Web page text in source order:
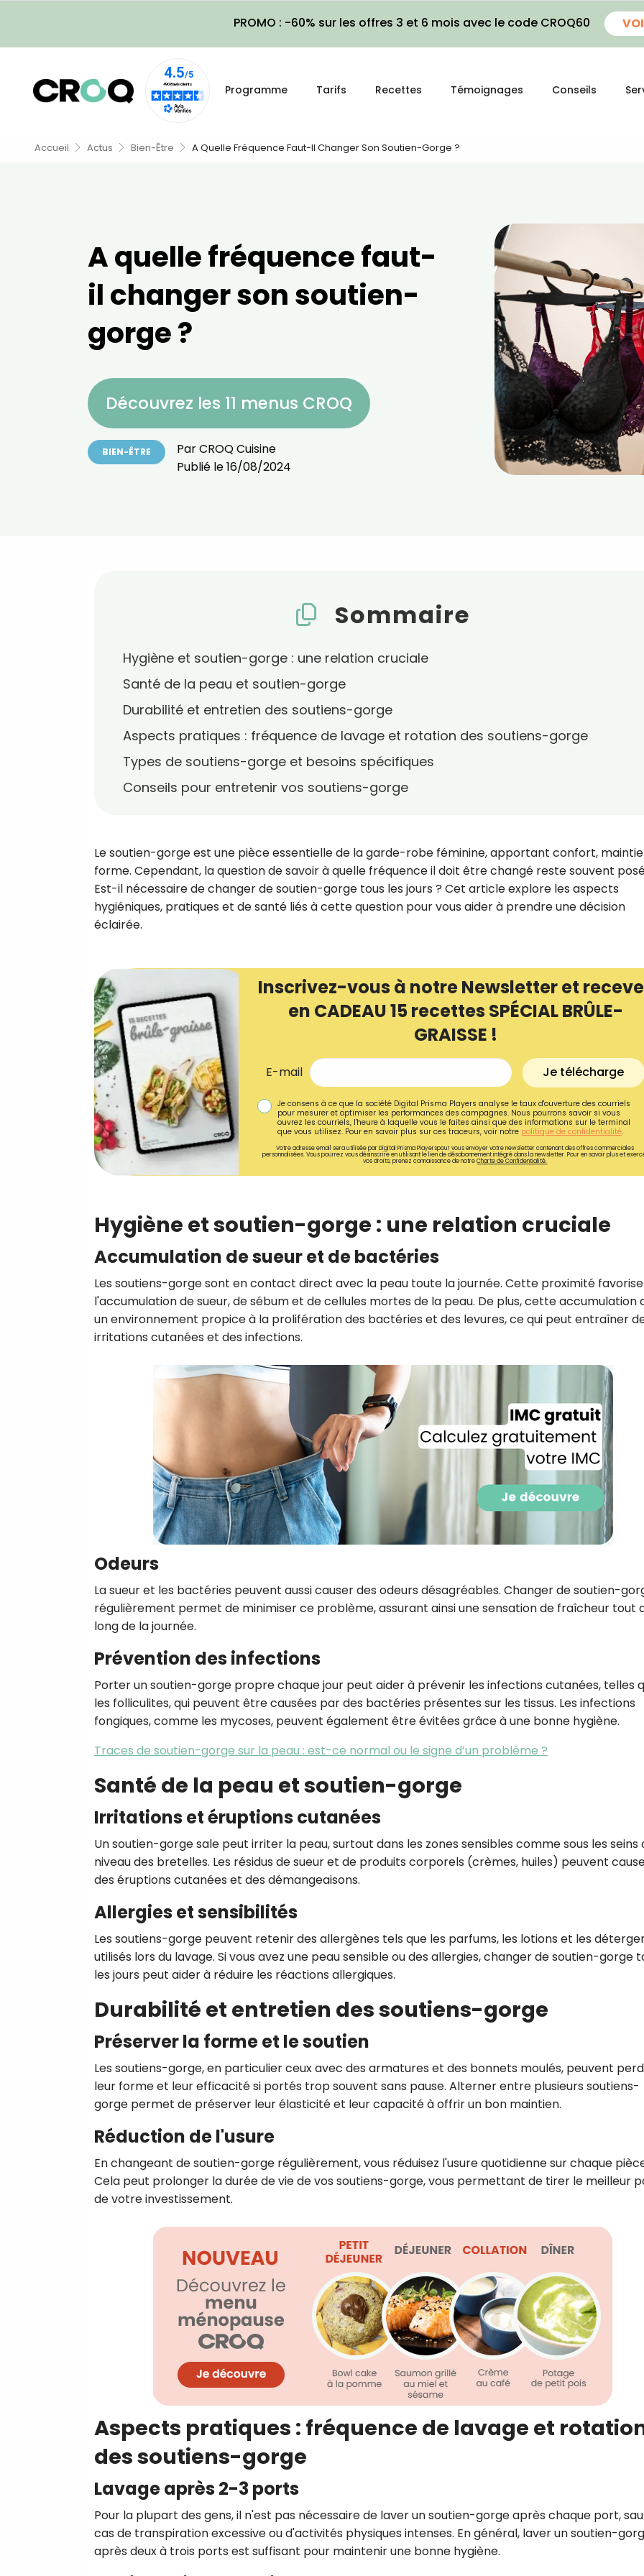
PROMO : -60% sur les offres 3 et 6 mois avec le code CROQ60
Programme Tarifs Recettes Témoignages Conseils
Accueil Actus Bien-Être A Quelle Fréquence Faut-Il Changer Son Soutien-Gorge ?
A quelle fréquence faut-
il changer son soutien-
gorge ?
Découvrez les 11 menus CROQ
BIEN-ÊTRE ParCROQ Cuisine
Publié le16/08/2024
Sommaire
Hygiène et soutien-gorge : une relation cruciale
Santé de la peau et soutien-gorge
Durabilité et entretien des soutiens-gorge
Aspects pratiques : fréquence de lavage et rotation des soutiens-gorge
Types de soutiens-gorge et besoins spécifiques
Conseils pour entretenir vos soutiens-gorge
Le soutien-gorge est une pièce essentielle de la garde-robe féminine, apportant confort,
forme. Cependant, la question de savoir à quelle fréquence il doit être changé reste souvent
Est-il nécessaire de changer de soutien-gorge tous les jours ? Cet article explore les aspects
hygiéniques, pratiques et de santé liés à cette question pour vous aider à prendre une décision
éclairée.
Inscrivez-vous à notre Newsletter et
en CADEAU 15 recettes SPÉCIAL BRÛLE-
GRAISSE !
E-mail Je télécharge
Je consens à ce que la société Digital Prisma Players analyse le taux d'ouverture des courriels
pour mesurer et optimiser les performances des campagnes. Nous pourrons savoir si vous
ouvrez les courriels, l'heure à laquelle vous le faites ainsi que des informations sur le terminal
que vous utilisez. Pour en savoir plus sur ces traceurs, voir notre politique de confidentialité.
Votre adresse email sera utilisée par Digital Prisma Playerspour vous envoyer votre newsletter contenant des offres commerciales
personnalisées. Vous pourrez vous désinscrire en utilisant le lien de désabonnement intégré dans la newsletter. Pour en savoir plus et
vos droits, prenez connaissance de notreCharte de Confidentialité.
Hygiène et soutien-gorge : une relation cruciale
Accumulation de sueur et de bactéries
Les soutiens-gorge sont en contact direct avec la peau toute la journée. Cette proximité favorise
l'accumulation de sueur, de sébum et de cellules mortes de la peau. De plus, cette accumulation
un environnement propice à la prolifération des bactéries et des levures, ce qui peut entraîner
irritations cutanées et des infections.
Odeurs
La sueur et les bactéries peuvent aussi causer des odeurs désagréables. Changer de soutien-
régulièrement permet de minimiser ce problème, assurant ainsi une sensation de fraîcheur tout
long de la journée.
Prévention des infections
Porter un soutien-gorge propre chaque jour peut aider à prévenir les infections cutanées, telles
les folliculites, qui peuvent être causées par des bactéries présentes sur les tissus. Les infections
fongiques, comme les mycoses, peuvent également être évitées grâce à une bonne hygiène.
Traces de soutien-gorge sur la peau : est-ce normal ou le signe d’un problème ?
Santé de la peau et soutien-gorge
Irritations et éruptions cutanées
Un soutien-gorge sale peut irriter la peau, surtout dans les zones sensibles comme sous les seins
niveau des bretelles. Les résidus de sueur et de produits corporels (crèmes, huiles) peuvent
des éruptions cutanées et des démangeaisons.
Allergies et sensibilités
Les soutiens-gorge peuvent retenir des allergènes tels que les parfums, les lotions et les
utilisés lors du lavage. Si vous avez une peau sensible ou des allergies, changer de soutien-gorge
les jours peut aider à réduire les réactions allergiques.
Durabilité et entretien des soutiens-gorge
Préserver la forme et le soutien
Les soutiens-gorge, en particulier ceux avec des armatures et des bonnets moulés, peuvent
leur forme et leur efficacité si portés trop souvent sans pause. Alterner entre plusieurs soutiens-
gorge permet de préserver leur élasticité et leur capacité à offrir un bon maintien.
Réduction de l'usure
En changeant de soutien-gorge régulièrement, vous réduisez l'usure quotidienne sur chaque
Cela peut prolonger la durée de vie de vos soutiens-gorge, vous permettant de tirer le meilleur
de votre investissement.
Aspects pratiques : fréquence de lavage et
des soutiens-gorge
Lavage après 2-3 ports
Pour la plupart des gens, il n'est pas nécessaire de laver un soutien-gorge après chaque port,
cas de transpiration excessive ou d'activités physiques intenses. En général, laver un soutien-
après deux à trois ports est suffisant pour maintenir une bonne hygiène.
recettes inédites de
Ainsi que la newsletter
CROQ.
Je consens à ce que la société
Prisma Players analyse le taux
des courriels pour mesurer et
performances des campagnes.
pourrons savoir si vous ouvrez les
l'heure à laquelle vous le faites ainsi
des informations sur le terminal que
utilisez. Pour en savoir plus sur ces
voir notre
politique de confidentialité
Je reçois mon cadeau !
Votre adresse email sera utilisée par Digital Prisma
envoyer votre newsletter contenant des offres